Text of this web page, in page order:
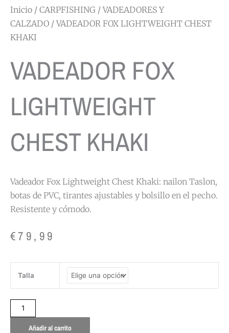
Inicio / CARPFISHING /VADEADORES Y
CALZADO / VADEADOR FOX LIGHTWEIGHT CHEST
KHAKI
VADEADOR FOX
LIGHTWEIGHT
CHEST KHAKI
Vadeador Fox Lightweight Chest Khaki: nailon Taslon,
botas de PVC, tirantes ajustables y bolsillo en el pecho.
Resistente y cómodo.
€79,99
Talla
FOX
LIGHTWEIGHT
CHEST
KHAKI
cantidadAñadir al carrito